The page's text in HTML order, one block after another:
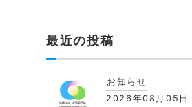
最近の投稿
お知らせ
2026年08月05日